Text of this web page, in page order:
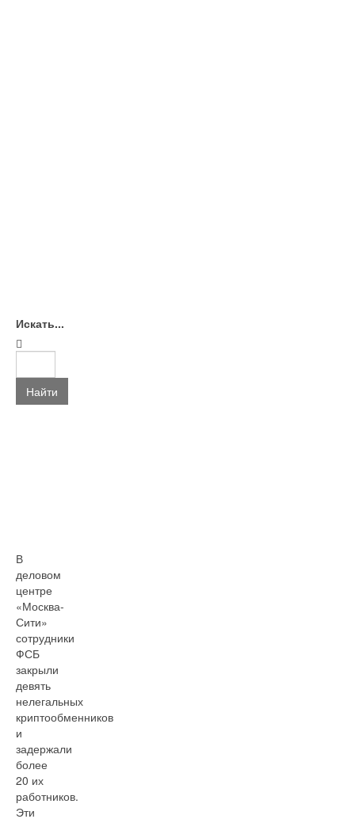
Искать...
Найти
В
деловом
центре
«Москва-
Сити»
сотрудники
ФСБ
закрыли
девять
нелегальных
криптообменников
и
задержали
более
20 их
работников.
Эти